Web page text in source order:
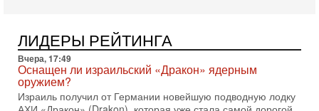
Тайны закрытых дверей: о чём на самом деле
молчат Трамп и Нетаньяху?
Недавний визит премьер-министра Израиля Биньямина
Нетаньяху в США и его встреча с Дональдом Трампом
оставили больше вопросов, чем ответов. Полная
31-07-2026, 15:18
ЛИДЕРЫ РЕЙТИНГА
Вчера, 17:49
Оснащен ли израильский «Дракон» ядерным
оружием?
Израиль получил от Германии новейшую подводную лодку